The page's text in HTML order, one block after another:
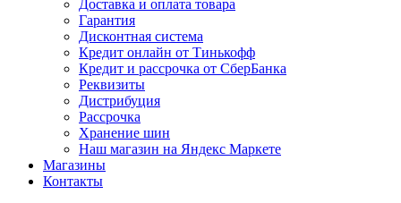
Доставка и оплата товара
Гарантия
Дисконтная система
Кредит онлайн от Тинькофф
Кредит и рассрочка от СберБанка
Реквизиты
Дистрибуция
Рассрочка
Хранение шин
Наш магазин на Яндекс Маркете
Магазины
Контакты